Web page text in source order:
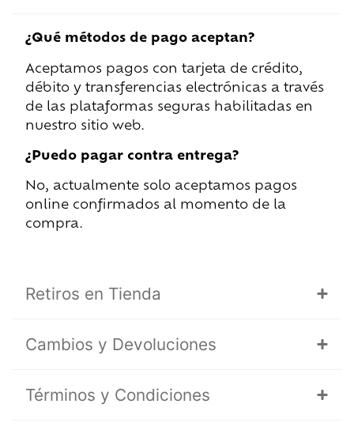
¿Qué métodos de pago aceptan?
Aceptamos pagos con tarjeta de crédito,
débito y transferencias electrónicas a través
de las plataformas seguras habilitadas en
nuestro sitio web.
¿Puedo pagar contra entrega?
No, actualmente solo aceptamos pagos
online confirmados al momento de la
compra.
Retiros en Tienda
Cambios y Devoluciones
Términos y Condiciones